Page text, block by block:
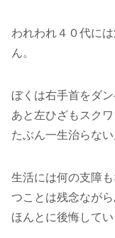
われわれ４０代に
ん。
ぼくは右手首をダン
あと左ひざもスク
たぶん一生治らな
生活には何の支障
つことは残念ながら
ほんとに後悔してい